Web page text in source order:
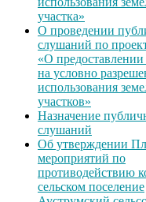
участка»
О проведении
слушаний по
«О
на условно
использования
участков»
Назначение
слушаний
Об утверждении
мероприятий по
противодействию
сельском поселение